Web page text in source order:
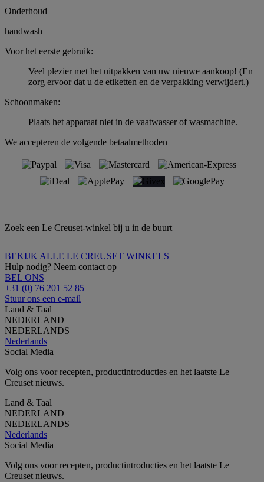
Onderhoud
handwash
Voor het eerste gebruik:
Veel plezier met het uitpakken van uw nieuwe aankoop! (En
zorg ervoor dat u de etiketten en de verpakking verwijdert.)
Schoonmaken:
Plaats het apparaat niet in de vaatwasser of wasmachine.
We accepteren de volgende betaalmethoden
Zoek een Le Creuset-winkel bij u in de buurt
BEKIJK ALLE LE CREUSET WINKELS
Hulp nodig? Neem contact op
BEL ONS
+31 (0) 76 201 52 85
Stuur ons een e-mail
Land & Taal
NEDERLAND
NEDERLANDS
Nederlands
Social Media
Volg ons voor recepten, productintroducties en het laatste Le
Creuset nieuws.
Land & Taal
NEDERLAND
NEDERLANDS
Nederlands
Social Media
Volg ons voor recepten, productintroducties en het laatste Le
Creuset nieuws.